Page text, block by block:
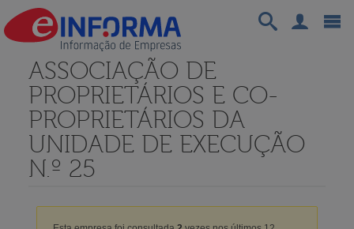
ASSOCIAÇÃO DE
PROPRIETÁRIOS E CO-
PROPRIETÁRIOS DA
UNIDADE DE EXECUÇÃO
N.º 25